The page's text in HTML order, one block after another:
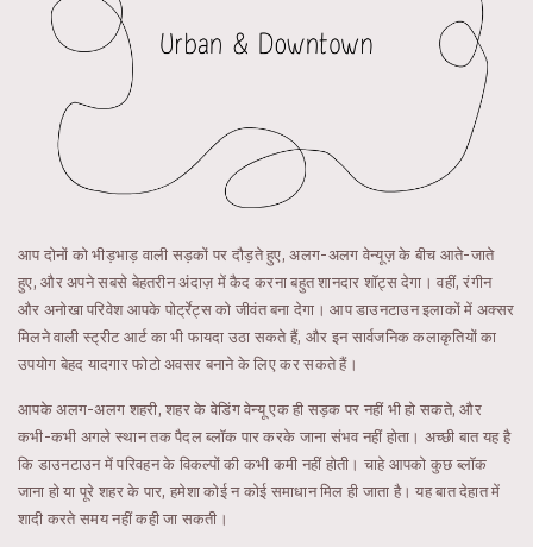
आप दोनों को भीड़भाड़ वाली सड़कों पर दौड़ते हुए, अलग-अलग वेन्यूज़ के बीच आते-जाते
हुए, और अपने सबसे बेहतरीन अंदाज़ में कैद करना बहुत शानदार शॉट्स देगा। वहीं, रंगीन
और अनोखा परिवेश आपके पोर्ट्रेट्स को जीवंत बना देगा। आप डाउनटाउन इलाकों में अक्सर
मिलने वाली स्ट्रीट आर्ट का भी फायदा उठा सकते हैं, और इन सार्वजनिक कलाकृतियों का
उपयोग बेहद यादगार फोटो अवसर बनाने के लिए कर सकते हैं।
आपके अलग-अलग शहरी, शहर के वेडिंग वेन्यू एक ही सड़क पर नहीं भी हो सकते, और
कभी-कभी अगले स्थान तक पैदल ब्लॉक पार करके जाना संभव नहीं होता। अच्छी बात यह है
कि डाउनटाउन में परिवहन के विकल्पों की कभी कमी नहीं होती। चाहे आपको कुछ ब्लॉक
जाना हो या पूरे शहर के पार, हमेशा कोई न कोई समाधान मिल ही जाता है। यह बात देहात में
शादी करते समय नहीं कही जा सकती।